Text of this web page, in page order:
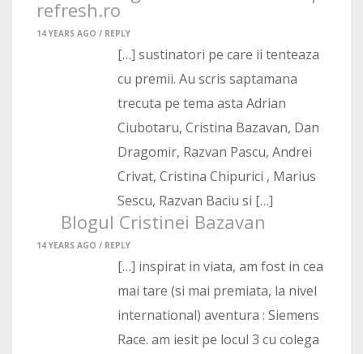
refresh.ro
14 YEARS AGO / REPLY
[…] sustinatori pe care ii tenteaza
cu premii. Au scris saptamana
trecuta pe tema asta Adrian
Ciubotaru, Cristina Bazavan, Dan
Dragomir, Razvan Pascu, Andrei
Crivat, Cristina Chipurici , Marius
Sescu, Razvan Baciu si […]
Blogul Cristinei Bazavan
14 YEARS AGO / REPLY
[…] inspirat in viata, am fost in cea
mai tare (si mai premiata, la nivel
international) aventura : Siemens
Race. am iesit pe locul 3 cu colega